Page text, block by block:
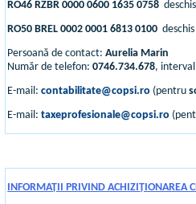
RO46 RZBR 0000 0600 1635 0758
RO50 BREL 0002 0001 6813 0100
Persoană de contact:Aurelia Marin
Număr de telefon:0746.734.678,
E-mail:contabilitate@copsi.ro (pentru
E-mail: taxeprofesionale@copsi.ro
INFORMAȚII PRIVIND ACHIZIȚIONAREA